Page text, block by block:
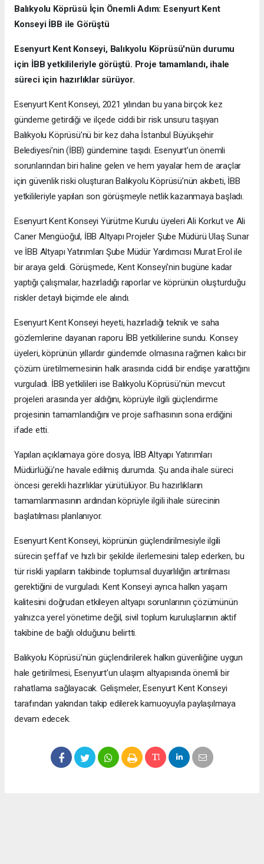
Balıkyolu Köprüsü İçin Önemli Adım: Esenyurt Kent
Konseyi İBB ile Görüştü
Esenyurt Kent Konseyi, Balıkyolu Köprüsü'nün durumu
için İBB yetkilileriyle görüştü. Proje tamamlandı, ihale
süreci için hazırlıklar sürüyor.
Esenyurt Kent Konseyi, 2021 yılından bu yana birçok kez
gündeme getirdiği ve ilçede ciddi bir risk unsuru taşıyan
Balıkyolu Köprüsü’nü bir kez daha İstanbul Büyükşehir
Belediyesi’nin (İBB) gündemine taşıdı. Esenyurt’un önemli
sorunlarından biri haline gelen ve hem yayalar hem de araçlar
için güvenlik riski oluşturan Balıkyolu Köprüsü’nün akıbeti, İBB
yetkilileriyle yapılan son görüşmeyle netlik kazanmaya başladı.
Esenyurt Kent Konseyi Yürütme Kurulu üyeleri Ali Korkut ve Ali
Caner Mengüoğul, İBB Altyapı Projeler Şube Müdürü Ulaş Sunar
ve İBB Altyapı Yatırımları Şube Müdür Yardımcısı Murat Erol ile
bir araya geldi. Görüşmede, Kent Konseyi'nin bugüne kadar
yaptığı çalışmalar, hazırladığı raporlar ve köprünün oluşturduğu
riskler detaylı biçimde ele alındı.
Esenyurt Kent Konseyi heyeti, hazırladığı teknik ve saha
gözlemlerine dayanan raporu İBB yetkililerine sundu. Konsey
üyeleri, köprünün yıllardır gündemde olmasına rağmen kalıcı bir
çözüm üretilmemesinin halk arasında ciddi bir endişe yarattığını
vurguladı. İBB yetkilileri ise Balıkyolu Köprüsü’nün mevcut
projeleri arasında yer aldığını, köprüyle ilgili güçlendirme
projesinin tamamlandığını ve proje safhasının sona erdiğini
ifade etti.
Yapılan açıklamaya göre dosya, İBB Altyapı Yatırımları
Müdürlüğü’ne havale edilmiş durumda. Şu anda ihale süreci
öncesi gerekli hazırlıklar yürütülüyor. Bu hazırlıkların
tamamlanmasının ardından köprüyle ilgili ihale sürecinin
başlatılması planlanıyor.
Esenyurt Kent Konseyi, köprünün güçlendirilmesiyle ilgili
sürecin şeffaf ve hızlı bir şekilde ilerlemesini talep ederken, bu
tür riskli yapıların takibinde toplumsal duyarlılığın artırılması
gerektiğini de vurguladı. Kent Konseyi ayrıca halkın yaşam
kalitesini doğrudan etkileyen altyapı sorunlarının çözümünün
yalnızca yerel yönetime değil, sivil toplum kuruluşlarının aktif
takibine de bağlı olduğunu belirtti.
Balıkyolu Köprüsü’nün güçlendirilerek halkın güvenliğine uygun
hale getirilmesi, Esenyurt’un ulaşım altyapısında önemli bir
rahatlama sağlayacak. Gelişmeler, Esenyurt Kent Konseyi
tarafından yakından takip edilerek kamuoyuyla paylaşılmaya
devam edecek.